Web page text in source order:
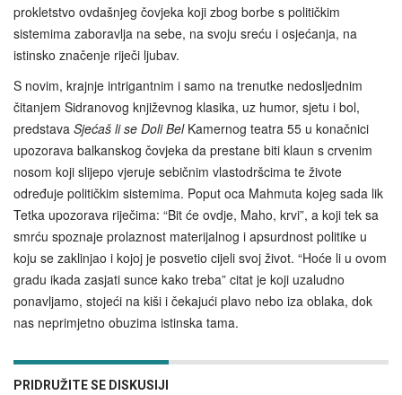
prokletstvo ovdašnjeg čovjeka koji zbog borbe s političkim
sistemima zaboravlja na sebe, na svoju sreću i osjećanja, na
istinsko značenje riječi ljubav.
S novim, krajnje intrigantnim i samo na trenutke nedosljednim
čitanjem Sidranovog književnog klasika, uz humor, sjetu i bol,
predstava Sjećaš li se Doli BelKamernog teatra 55 u konačnici
upozorava balkanskog čovjeka da prestane biti klaun s crvenim
nosom koji slijepo vjeruje sebičnim vlastodršcima te živote
određuje političkim sistemima. Poput oca Mahmuta kojeg sada lik
Tetka upozorava riječima: “Bit će ovdje, Maho, krvi”, a koji tek sa
smrću spoznaje prolaznost materijalnog i apsurdnost politike u
koju se zaklinjao i kojoj je posvetio cijeli svoj život. “Hoće li u ovom
gradu ikada zasjati sunce kako treba” citat je koji uzaludno
ponavljamo, stojeći na kiši i čekajući plavo nebo iza oblaka, dok
nas neprimjetno obuzima istinska tama.
PRIDRUŽITE SE DISKUSIJI